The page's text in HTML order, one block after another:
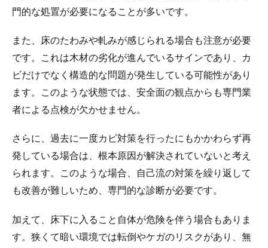
門的な処置が必要になることが多いです。
また、床のたわみや軋みが感じられる場合も注意が必要
です。これは木材の劣化が進んでいるサインであり、カ
ビだけでなく構造的な問題が発生している可能性があり
ます。このような状態では、安全面の観点からも専門業
者による点検が欠かせません。
さらに、過去に一度カビ対策を行ったにもかかわらず再
発している場合は、根本原因が解決されていないと考え
られます。このような場合、自己流の対策を繰り返して
も改善が難しいため、専門的な診断が必要です。
加えて、床下に入ること自体が危険を伴う場合もありま
す。狭くて暗い環境では転倒やケガのリスクがあり、無